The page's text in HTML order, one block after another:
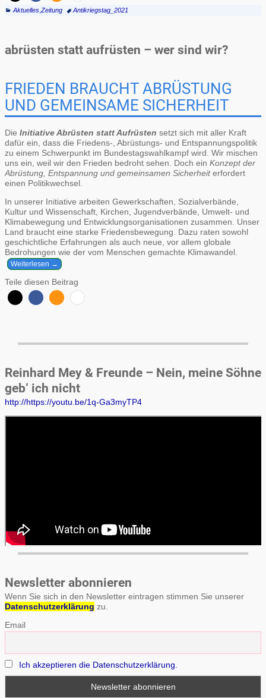
Aktuelles, Zeitung Antikriegstag_2021
abrüsten statt aufrüsten – wer sind wir?
FRIEDEN BRAUCHT ABRÜSTUNG
UND GEMEINSAME SICHERHEIT
Die Initiative Abrüsten statt Aufrüsten setzt sich mit aller Kraft
dafür ein, dass die Friedens-, Abrüstungs- und Entspannungspolitik
zu einem Schwerpunkt im Bundestagswahlkampf wird. Wir mischen
uns ein, weil wir den Frieden bedroht sehen. Doch ein Konzept der
Abrüstung, Entspannung und gemeinsamen Sicherheiterfordert
einen Politikwechsel.
In unserer Initiative arbeiten Gewerkschaften, Sozialverbände,
Kultur und Wissenschaft, Kirchen, Jugendverbände, Umwelt- und
Klimabewegung und Entwicklungsorganisationen zusammen. Unser
Land braucht eine starke Friedensbewegung. Dazu raten sowohl
geschichtliche Erfahrungen als auch neue, vor allem globale
Bedrohungen wie der vom Menschen gemachte Klimawandel.
Weiterlesen →
Teile diesen Beitrag
Reinhard Mey & Freunde – Nein, meine Söhne
geb‘ ich nicht
http://https://youtu.be/1q-Ga3myTP4
Newsletter abonnieren
Wenn Sie sich in den Newsletter eintragen stimmen Sie unserer
Datenschutzerklärung zu.
Email
Ich akzeptieren die Datenschutzerklärung.